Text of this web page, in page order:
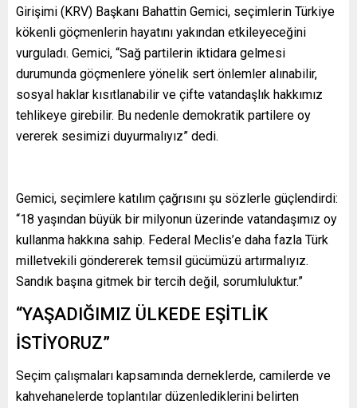
Girişimi (KRV) Başkanı Bahattin Gemici, seçimlerin Türkiye
kökenli göçmenlerin hayatını yakından etkileyeceğini
vurguladı. Gemici, “Sağ partilerin iktidara gelmesi
durumunda göçmenlere yönelik sert önlemler alınabilir,
sosyal haklar kısıtlanabilir ve çifte vatandaşlık hakkımız
tehlikeye girebilir. Bu nedenle demokratik partilere oy
vererek sesimizi duyurmalıyız” dedi.
Gemici, seçimlere katılım çağrısını şu sözlerle güçlendirdi:
“18 yaşından büyük bir milyonun üzerinde vatandaşımız oy
kullanma hakkına sahip. Federal Meclis’e daha fazla Türk
milletvekili göndererek temsil gücümüzü artırmalıyız.
Sandık başına gitmek bir tercih değil, sorumluluktur.”
“YAŞADIĞIMIZ ÜLKEDE EŞİTLİK
İSTİYORUZ”
Seçim çalışmaları kapsamında derneklerde, camilerde ve
kahvehanelerde toplantılar düzenlediklerini belirten